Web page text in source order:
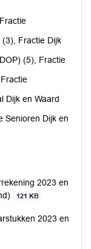
Fractie Dijk
(5), Fractie
Dijk en Waard
Senioren Dijk en
2023 en
121 KB
2023 en